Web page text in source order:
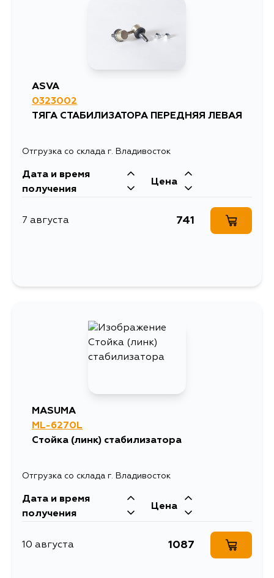
ASVA
0323002
ТЯГА СТАБИЛИЗАТОРА ПЕРЕДНЯЯ ЛЕВАЯ
Отгрузка со склада г. Владивосток
Дата и время
получения
Цена
7 августа 741
MASUMA
ML-6270L
Стойка (линк) стабилизатора
Отгрузка со склада г. Владивосток
Дата и время
получения
Цена
10 августа 1087